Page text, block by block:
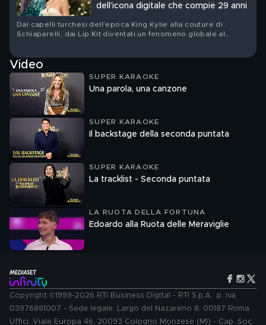
dell’icona digitale che compie 29 anni
Dai capelli turchesi dell’epoca King Kylie alla couture di
Schiaparelli, dai Lip Kit diventati un fenomeno globale al
immagine in un linguaggio, un’impresa e un territorio di
contraddizioni
Video
SUPER KARAOKE
Una parola, una canzone
SUPER KARAOKE
Il backstage della seconda puntata
SUPER KARAOKE
La tracklist - Seconda puntata
LA RUOTA DELLA FORTUNA
Edoardo alla Ruota delle Meraviglie
Copyright ©1999-2026 RTI Business Digital - RTI S.p.A.: p. iva
03976881007 - Sede legale: Largo del Nazareno 8, 00187 Roma.
Uffici: Viale Europa 46, 20093 Cologno Monzese (MI) - Cap. Soc.